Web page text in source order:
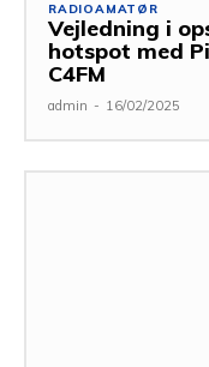
RADIOAMATØR
Vejledning i
hotspot med
C4FM
admin - 16/02/2025